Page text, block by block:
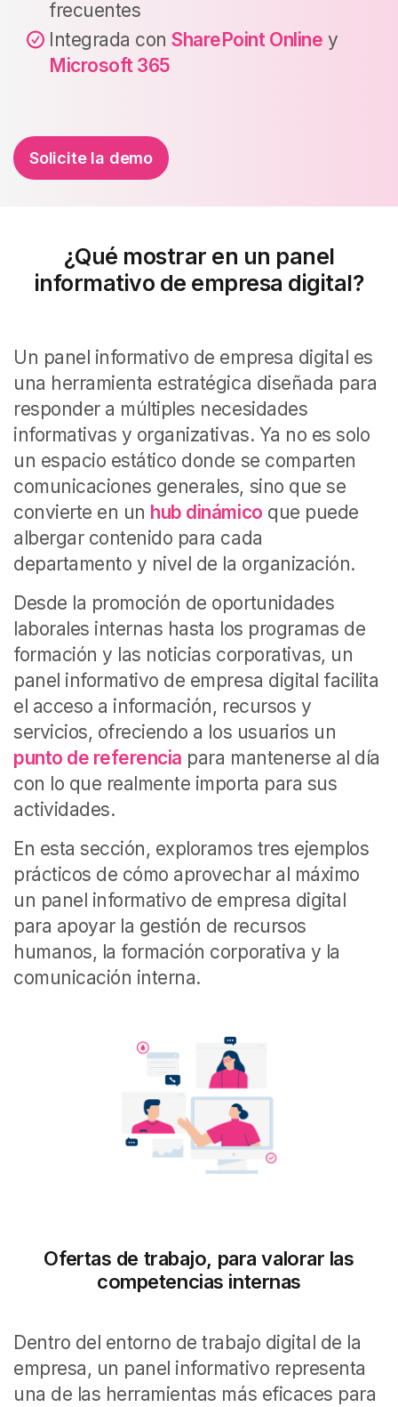
frecuentes
Integrada con SharePoint Online y
Microsoft 365
Solicite la demo
¿Qué mostrar en un panel
informativo de empresa digital?
Un panel informativo de empresa digital es
una herramienta estratégica diseñada para
responder a múltiples necesidades
informativas y organizativas. Ya no es solo
un espacio estático donde se comparten
comunicaciones generales, sino que se
convierte en un hub dinámico que puede
albergar contenido para cada
departamento y nivel de la organización.
Desde la promoción de oportunidades
laborales internas hasta los programas de
formación y las noticias corporativas, un
panel informativo de empresa digital facilita
el acceso a información, recursos y
servicios, ofreciendo a los usuarios un
punto de referencia para mantenerse al día
con lo que realmente importa para sus
actividades.
En esta sección, exploramos tres ejemplos
prácticos de cómo aprovechar al máximo
un panel informativo de empresa digital
para apoyar la gestión de recursos
humanos, la formación corporativa y la
comunicación interna.
Ofertas de trabajo, para valorar las
competencias internas
Dentro del entorno de trabajo digital de la
empresa, un panel informativo representa
una de las herramientas más eficaces para